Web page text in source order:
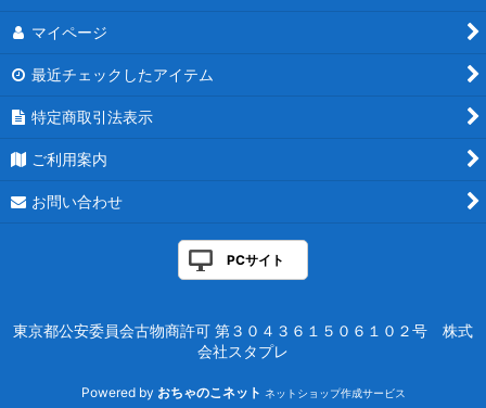
ダブルマスターズ
アルティメットマスターズ
マスターズ25th
アイコニックマスターズ
エターナルマスターズ
マイページ
最近チェックしたアイテム
特定商取引法表示
ご利用案内
お問い合わせ
PCサイト
東京都公安委員会古物商許可 第３０４３６１５０６１０２号 株式
会社スタプレ
Powered by おちゃのこネット ネットショップ作成サービス